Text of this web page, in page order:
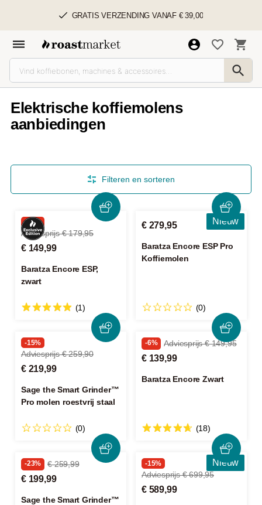
GRATIS VERZENDING VANAF € 39,00
Elektrische koffiemolens
aanbiedingen
Filteren en sorteren
-16%
Adviesprijs € 179,95
€ 149,99
Baratza Encore ESP,
zwart
(1)
Nieuw
€ 279,95
Baratza Encore ESP Pro
Koffiemolen
(0)
-15%
Adviesprijs € 259,90
€ 219,99
Sage the Smart Grinder™
Pro molen roestvrij staal
(0)
-6% Adviesprijs € 149,95
€ 139,99
Baratza Encore Zwart
(18)
-23% € 259,99
€ 199,99
Sage the Smart Grinder™
Nieuw
-15%
Adviesprijs € 699,95
€ 589,99